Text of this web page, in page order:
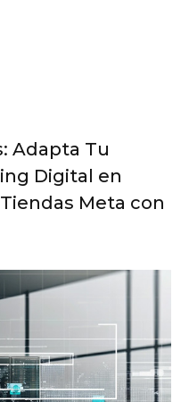
Adapta Tu
Digital en
Meta con